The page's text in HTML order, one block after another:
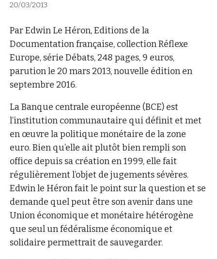
20/03/2013
Par Edwin Le Héron, Editions de la
Documentation française, collection Réflexe
Europe, série Débats, 248 pages, 9 euros,
parution le 20 mars 2013, nouvelle édition en
septembre 2016.
La Banque centrale européenne (BCE) est
l’institution communautaire qui définit et met
en œuvre la politique monétaire de la zone
euro. Bien qu’elle ait plutôt bien rempli son
office depuis sa création en 1999, elle fait
régulièrement l’objet de jugements sévères.
Edwin le Héron fait le point sur la question et se
demande quel peut être son avenir dans une
Union économique et monétaire hétérogène
que seul un fédéralisme économique et
solidaire permettrait de sauvegarder.